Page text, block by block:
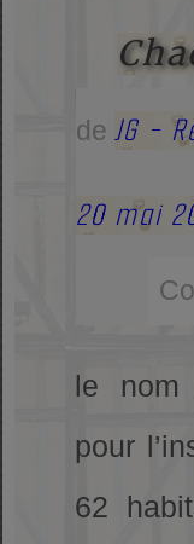
deJG -
20 mai
le nom
pour
62